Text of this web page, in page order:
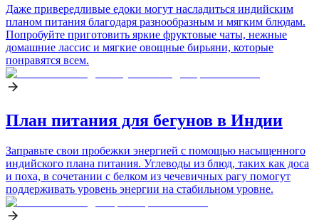
Даже привередливые едоки могут насладиться индийским
планом питания благодаря разнообразным и мягким блюдам.
Попробуйте приготовить яркие фруктовые чаты, нежные
домашние лассис и мягкие овощные бирьяни, которые
понравятся всем.
План питания для бегунов в Индии
Заправьте свои пробежки энергией с помощью насыщенного
индийского плана питания. Углеводы из блюд, таких как доса
и поха, в сочетании с белком из чечевичных рагу помогут
поддерживать уровень энергии на стабильном уровне.